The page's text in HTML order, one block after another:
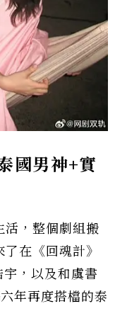
國男神+實
活，整個劇組搬
在《回魂計》
，以及和虞書
年再度搭檔的泰